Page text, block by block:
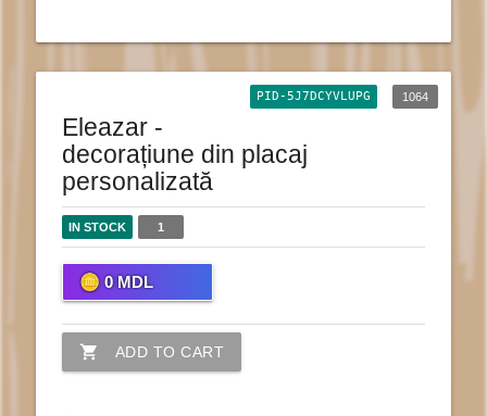
1064
PID-5J7DCYVLUPG
Eleazar -
decorațiune din placaj
personalizată
IN STOCK 1
0 MDL
shopping_cart ADD TO CART